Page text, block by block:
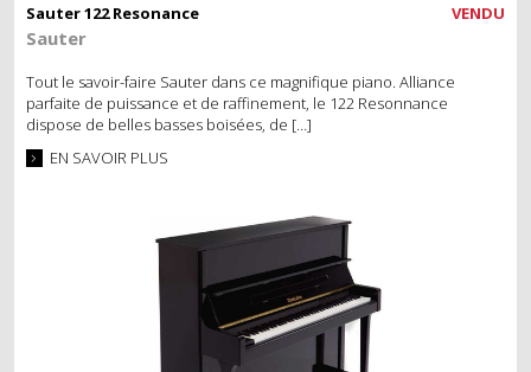
VENDU
Sauter 122 Resonance
Sauter
Tout le savoir-faire Sauter dans ce magnifique piano. Alliance
parfaite de puissance et de raffinement, le 122 Resonnance
dispose de belles basses boisées, de […]
EN SAVOIR PLUS